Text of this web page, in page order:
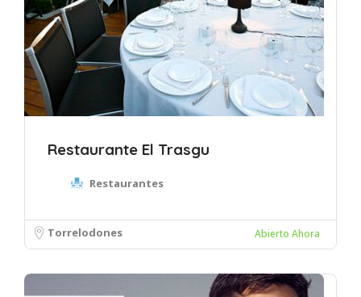
Restaurante El Trasgu
Restaurantes
Torrelodones Abierto Ahora